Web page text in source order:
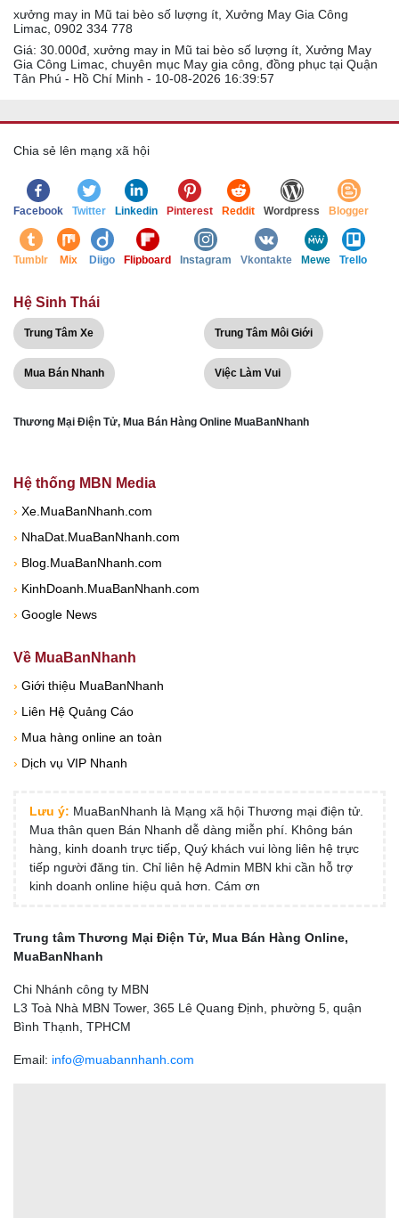
xưởng may in Mũ tai bèo số lượng ít, Xưởng May Gia Công
Limac, 0902 334 778
Giá: 30.000đ, xưởng may in Mũ tai bèo số lượng ít, Xưởng May
Gia Công Limac, chuyên mục May gia công, đồng phục tại Quận
Tân Phú - Hồ Chí Minh - 10-08-2026 16:39:57
Chia sẻ lên mạng xã hội
Facebook Twitter Linkedin Pinterest Reddit Wordpress Blogger
Tumblr Mix Diigo Flipboard Instagram Vkontakte Mewe Trello
Hệ Sinh Thái
Trung Tâm Xe Trung Tâm Môi Giới
Mua Bán Nhanh Việc Làm Vui
Thương Mại Điện Tử, Mua Bán Hàng Online MuaBanNhanh
Hệ thống MBN Media
› Xe.MuaBanNhanh.com
› NhaDat.MuaBanNhanh.com
› Blog.MuaBanNhanh.com
› KinhDoanh.MuaBanNhanh.com
› Google News
Về MuaBanNhanh
› Giới thiệu MuaBanNhanh
› Liên Hệ Quảng Cáo
› Mua hàng online an toàn
› Dịch vụ VIP Nhanh
Lưu ý: MuaBanNhanh là Mạng xã hội Thương mại điện tử.
Mua thân quen Bán Nhanh dễ dàng miễn phí. Không bán
hàng, kinh doanh trực tiếp, Quý khách vui lòng liên hệ trực
tiếp người đăng tin. Chỉ liên hệ Admin MBN khi cần hỗ trợ
kinh doanh online hiệu quả hơn. Cám ơn
Trung tâm Thương Mại Điện Tử, Mua Bán Hàng Online,
MuaBanNhanh
Chi Nhánh công ty MBN
L3 Toà Nhà MBN Tower, 365 Lê Quang Định, phường 5, quận
Bình Thạnh, TPHCM
Email: info@muabannhanh.com